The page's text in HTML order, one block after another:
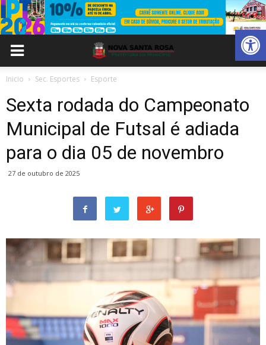
Abrir
Inicio Sec. Esportes Esporte
Sexta rodada do Campeonato
Municipal de Futsal é adiada
para o dia 05 de novembro
27 de outubro de 2025